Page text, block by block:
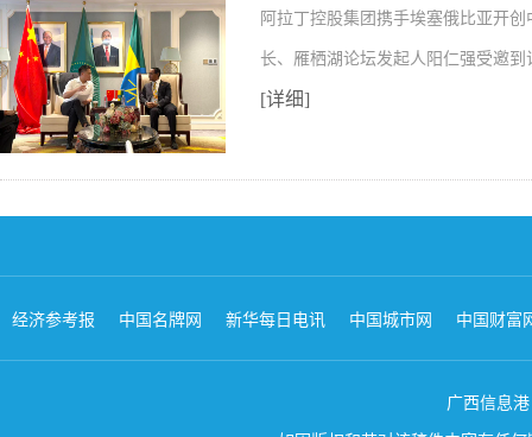
阿拉丁控股集团携手埃塞俄比亚开
长、雁栖湖论坛发起人阳仁强受邀
[详细]
经济参考报 中国名牌网 新华每日电讯 中国城市网 中国财富
广西信息